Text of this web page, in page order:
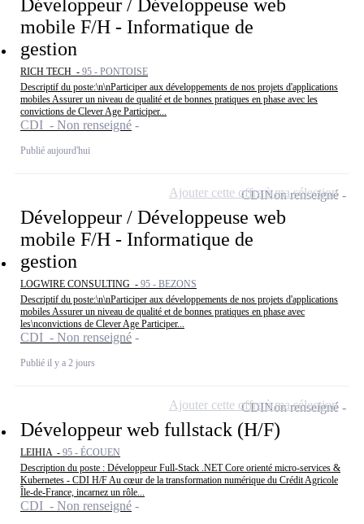
Développeur / Développeuse web
mobile F/H - Informatique de
gestion
RICH TECH - 95 - PONTOISE
Descriptif du poste:\n\nParticiper aux développements de nos projets d'applications
mobiles Assurer un niveau de qualité et de bonnes pratiques en phase avec les
convictions de Clever Age Participer...
CDI - Non renseigné
Publié aujourd'hui
Développeur / Développeuse web
mobile F/H - Informatique de
gestion
LOGWIRE CONSULTING - 95 - BEZONS
Descriptif du poste:\n\nParticiper aux développements de nos projets d'applications
mobiles Assurer un niveau de qualité et de bonnes pratiques en phase avec
les\nconvictions de Clever Age Participer...
CDI - Non renseigné
Publié il y a 2 jours
CDINon renseigné
Ajouter cette offre à ma sélection
Développeur web fullstack (H/F)
LEIHIA - 95 - ÉCOUEN
Description du poste : Développeur Full-Stack .NET Core orienté micro-services &
Kubernetes - CDI H/F Au cœur de la transformation numérique du Crédit Agricole
Île-de-France, incarnez un rôle...
CDI - Non renseigné
CDINon renseigné
Ajouter cette offre à ma sélection